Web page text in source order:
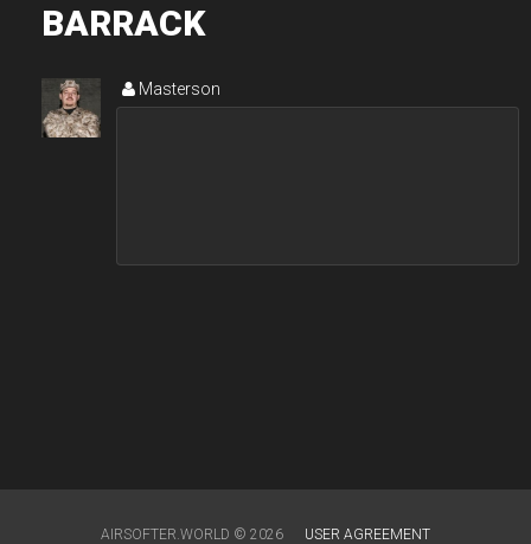
BARRACK
Masterson
AIRSOFTER.WORLD © 2026 USER AGREEMENT